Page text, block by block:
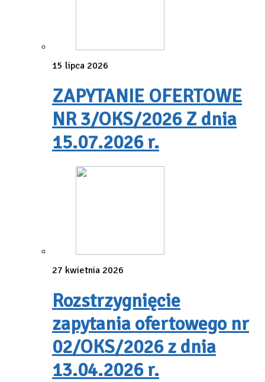
15 lipca 2026
ZAPYTANIE OFERTOWE
NR 3/OKS/2026 Z dnia
15.07.2026 r.
27 kwietnia 2026
Rozstrzygnięcie
zapytania ofertowego nr
02/OKS/2026 z dnia
13.04.2026 r.